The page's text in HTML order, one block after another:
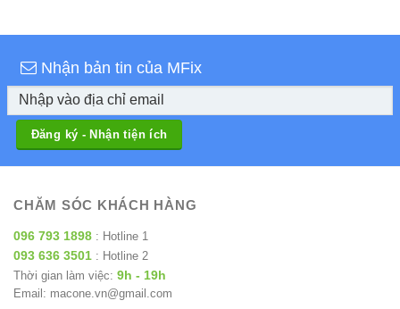
Nhận bản tin của MFix
CHĂM SÓC KHÁCH HÀNG
096 793 1898 : Hotline 1
093 636 3501 : Hotline 2
Thời gian làm việc: 9h - 19h
Email: macone.vn@gmail.com